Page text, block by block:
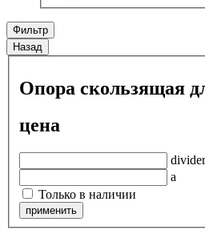
Фильтр
Назад
Опора скользящая
цена
divider
a
Только в наличии